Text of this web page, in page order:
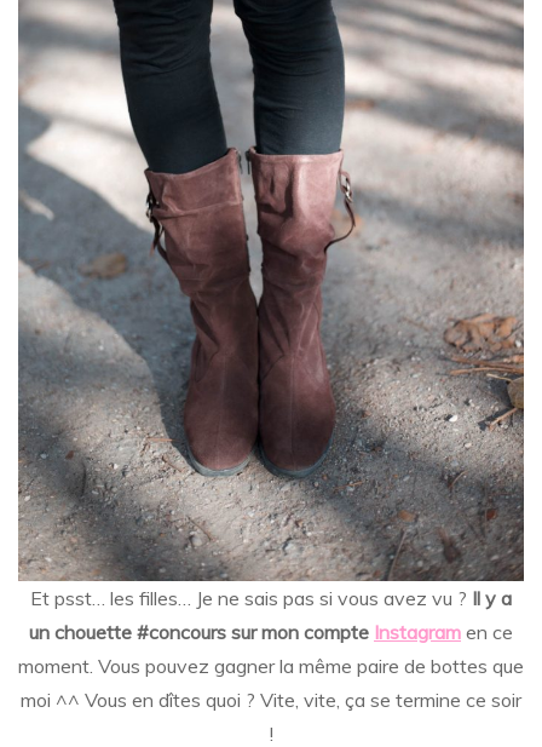
Et psst… les filles… Je ne sais pas si vous avez vu ? Il y a
un chouette #concours sur mon compte Instagram en ce
moment. Vous pouvez gagner la même paire de bottes que
moi ^^ Vous en dîtes quoi ? Vite, vite, ça se termine ce soir
!